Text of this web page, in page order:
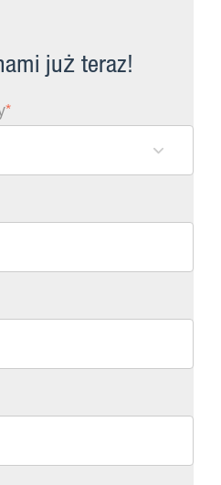
już teraz!
*